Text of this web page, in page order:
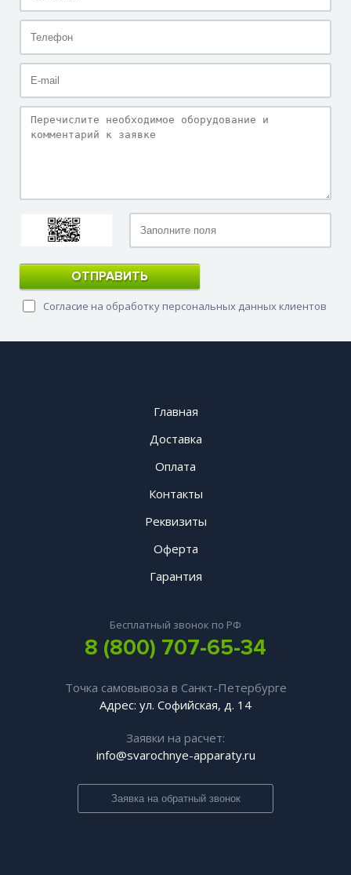
ОТПРАВИТЬ
Согласие на обработку персональных данных клиентов
Главная
Доставка
Оплата
Контакты
Реквизиты
Оферта
Гарантия
Бесплатный звонок по РФ
8 (800) 707-65-34
Точка самовывоза в Санкт-Петербурге
Адрес: ул. Софийская, д. 14
Заявки на расчет:
info@svarochnye-apparaty.ru
Заявка на обратный звонок